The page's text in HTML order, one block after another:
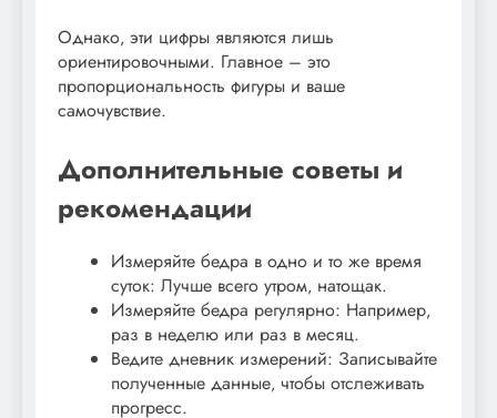
Однако‚ эти цифры являются лишь
ориентировочными. Главное – это
пропорциональность фигуры и ваше
самочувствие.
Дополнительные советы и
рекомендации
Измеряйте бедра в одно и то же время
суток: Лучше всего утром‚ натощак.
Измеряйте бедра регулярно: Например‚
раз в неделю или раз в месяц.
Ведите дневник измерений: Записывайте
полученные данные‚ чтобы отслеживать
прогресс.